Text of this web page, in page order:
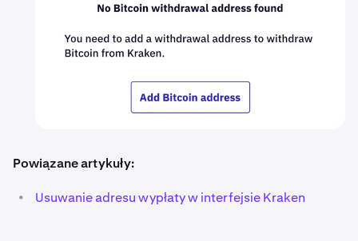
Powiązane artykuły:
• Usuwanie adresu wypłaty w interfejsie Kraken